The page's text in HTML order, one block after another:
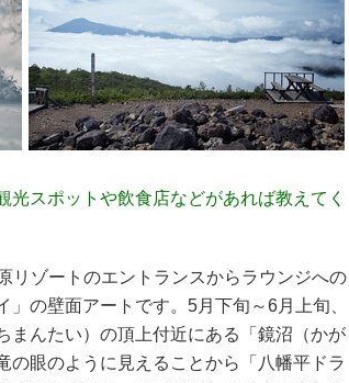
光スポットや飲食店などがあれば教えてく
ゾートのエントランスからラウンジへの
の壁面アートです。5月下旬～6月上旬、
まんたい）の頂上付近にある「鏡沼（かが
の眼のように見えることから「八幡平ドラ